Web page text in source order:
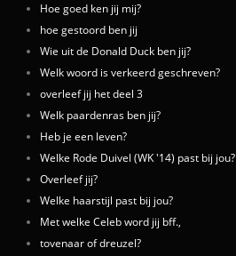
Hoe goed ken jij mij?
hoe gestoord ben jij
Wie uit de Donald Duck ben jij?
Welk woord is verkeerd geschreven?
overleef jij het deel 3
Welk paardenras ben jij?
Heb je een leven?
Welke Rode Duivel (WK '14) past bij jou?
Overleef jij?
Welke haarstijl past bij jou?
Met welke Celeb word jij bff.,
tovenaar of dreuzel?